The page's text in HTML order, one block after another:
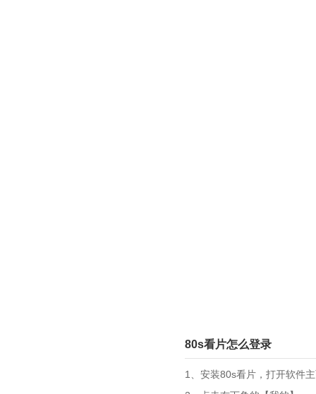
80s看片怎么登录
1、安装80s看片，打开软件